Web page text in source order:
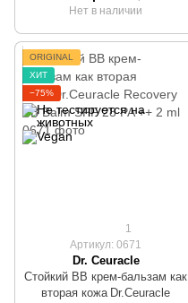
Нет в наличии
ORIGINAL
ХИТ
−75%
1
Артикул: 0671
Dr. Ceuracle
Стойкий ВВ крем-бальзам как
вторая кожа Dr.Ceuracle